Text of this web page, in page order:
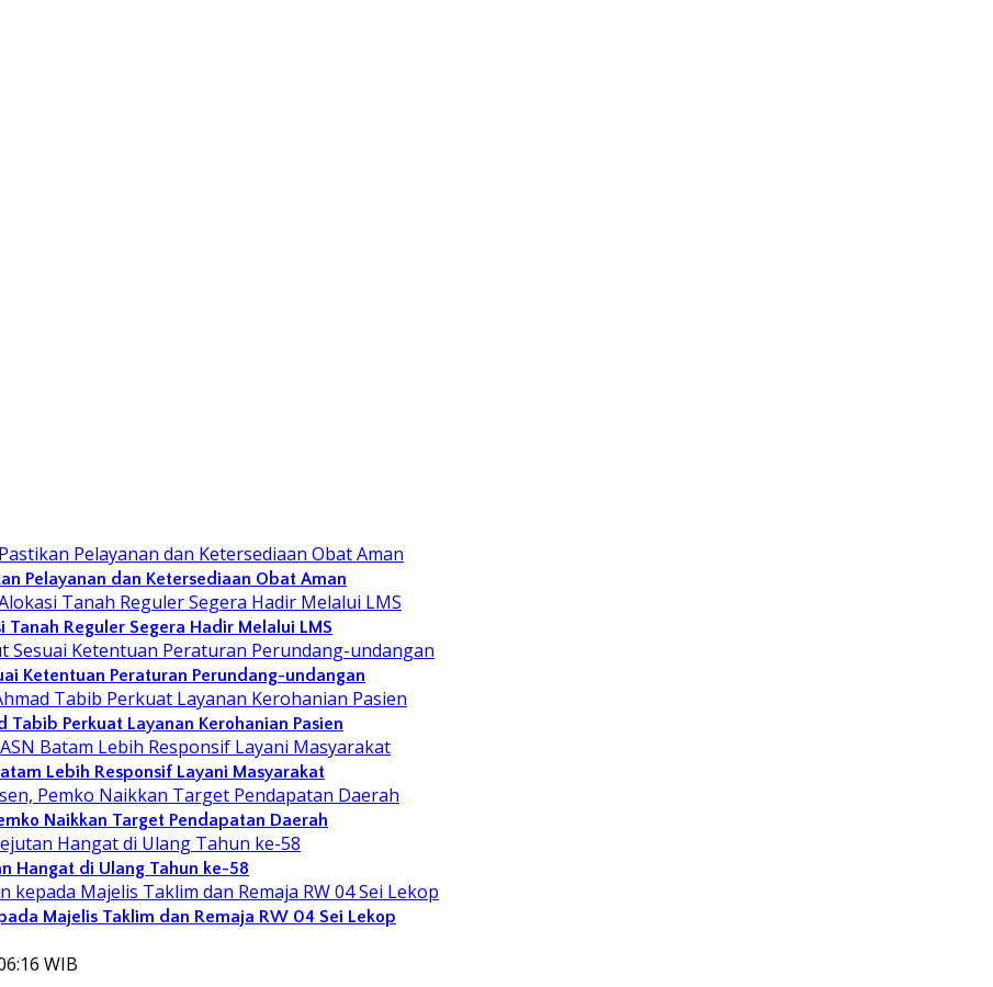
Pelayanan dan Ketersediaan Obat Aman
Tanah Reguler Segera Hadir Melalui LMS
Ketentuan Peraturan Perundang-undangan
Tabib Perkuat Layanan Kerohanian Pasien
Lebih Responsif Layani Masyarakat
Naikkan Target Pendapatan Daerah
Hangat di Ulang Tahun ke-58
Majelis Taklim dan Remaja RW 04 Sei Lekop
WIB